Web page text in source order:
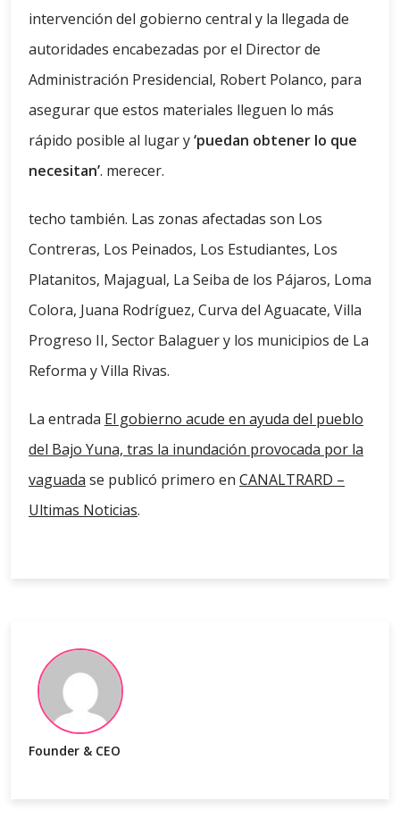
intervención del gobierno central y la llegada de
autoridades encabezadas por el Director de
Administración Presidencial, Robert Polanco, para
asegurar que estos materiales lleguen lo más
rápido posible al lugar y‘puedan obtener lo que
necesitan’. merecer.
techo también. Las zonas afectadas son Los
Contreras, Los Peinados, Los Estudiantes, Los
Platanitos, Majagual, La Seiba de los Pájaros, Loma
Colora, Juana Rodríguez, Curva del Aguacate, Villa
Progreso II, Sector Balaguer y los municipios de La
Reforma y Villa Rivas.
La entrada El gobierno acude en ayuda del pueblo
del Bajo Yuna, tras la inundación provocada por la
vaguada se publicó primero en CANALTRARD –
Ultimas Noticias.
Founder & CEO